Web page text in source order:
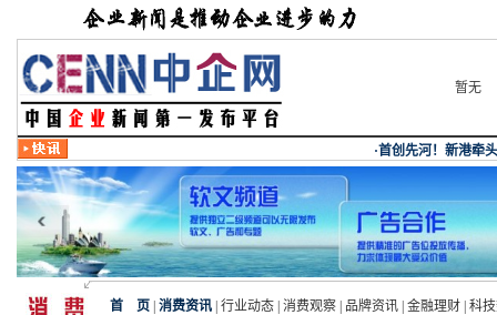
暂无
首 页 消费资讯 行业动态 消费观察 品牌资讯 金融理财 科